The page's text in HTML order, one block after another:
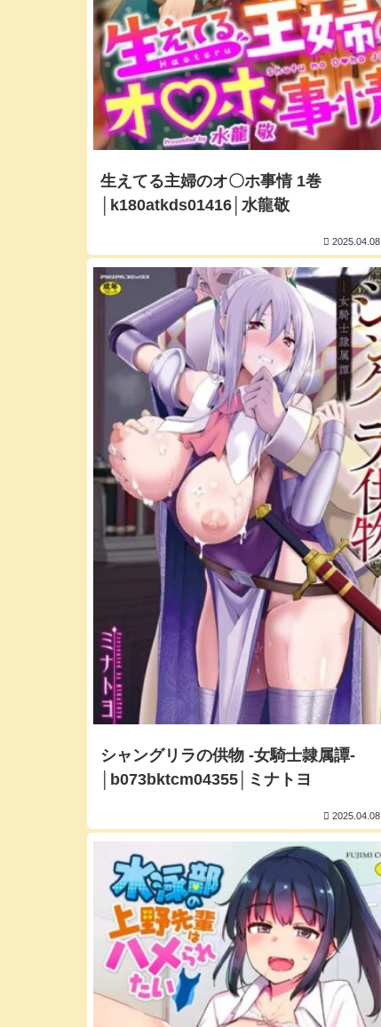
生えてる主婦のオ〇ホ事情 1巻
│k180atkds01416│水龍敬
2025.04.08
シャングリラの供物 -女騎士隷属譚-
│b073bktcm04355│ミナトヨ
2025.04.08